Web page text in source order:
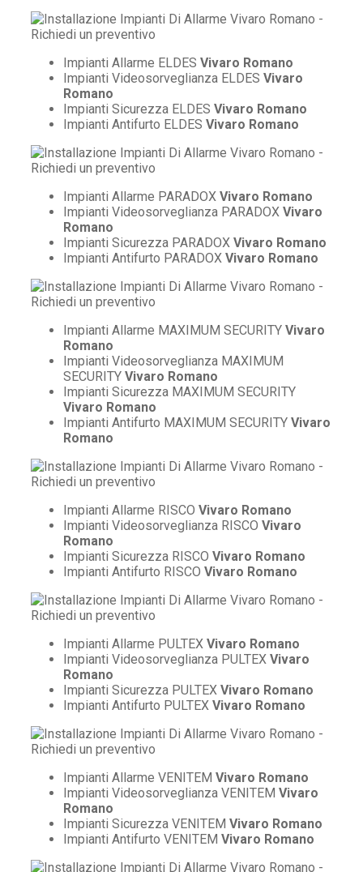
Impianti Allarme ELDES Vivaro Romano
Impianti Videosorveglianza ELDES Vivaro
Romano
Impianti Sicurezza ELDES Vivaro Romano
Impianti Antifurto ELDES Vivaro Romano
Impianti Allarme PARADOX Vivaro Romano
Impianti Videosorveglianza PARADOX Vivaro
Romano
Impianti Sicurezza PARADOX Vivaro Romano
Impianti Antifurto PARADOX Vivaro Romano
Impianti Allarme MAXIMUM SECURITY Vivaro
Romano
Impianti Videosorveglianza MAXIMUM
SECURITY Vivaro Romano
Impianti Sicurezza MAXIMUM SECURITY
Vivaro Romano
Impianti Antifurto MAXIMUM SECURITY Vivaro
Romano
Impianti Allarme RISCO Vivaro Romano
Impianti Videosorveglianza RISCO Vivaro
Romano
Impianti Sicurezza RISCO Vivaro Romano
Impianti Antifurto RISCO Vivaro Romano
Impianti Allarme PULTEX Vivaro Romano
Impianti Videosorveglianza PULTEX Vivaro
Romano
Impianti Sicurezza PULTEX Vivaro Romano
Impianti Antifurto PULTEX Vivaro Romano
Impianti Allarme VENITEM Vivaro Romano
Impianti Videosorveglianza VENITEM Vivaro
Romano
Impianti Sicurezza VENITEM Vivaro Romano
Impianti Antifurto VENITEM Vivaro Romano